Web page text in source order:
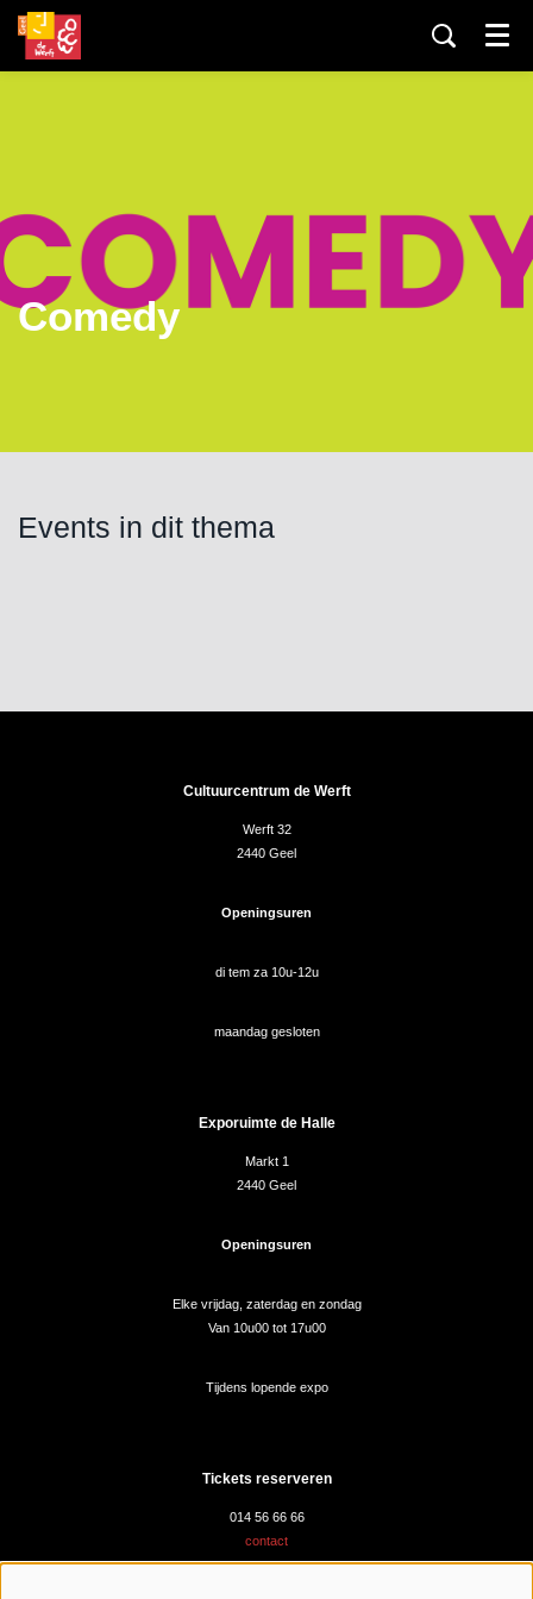
Menu
Comedy
Events in dit thema
Cultuurcentrum de Werft
Werft 32
2440 Geel
Openingsuren
di tem za 10u-12u
maandag gesloten
Exporuimte de Halle
Markt 1
2440 Geel
Openingsuren
Elke vrijdag, zaterdag en zondag
Van 10u00 tot 17u00
Tijdens lopende expo
Tickets reserveren
014 56 66 66
contact